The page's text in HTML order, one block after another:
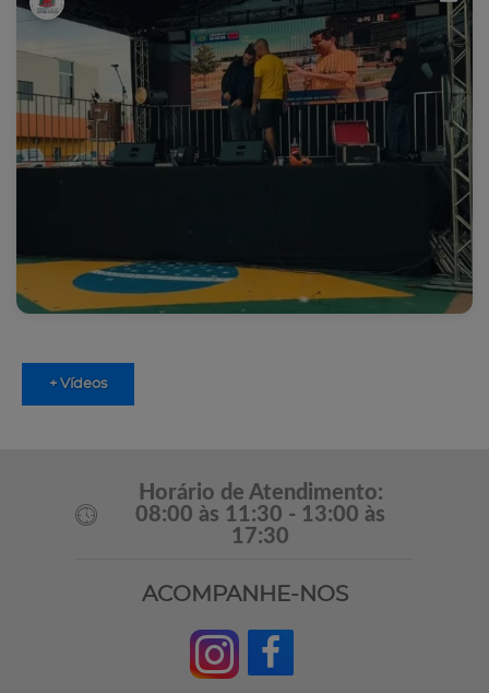
+ Vídeos
Horário de Atendimento:
08:00 às 11:30 - 13:00 às
17:30
ACOMPANHE-NOS